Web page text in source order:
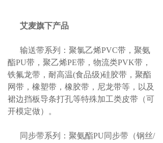
艾麦旗下产品
输送带系列：聚氯乙烯PVC带，聚氨
酯PU带，聚乙烯PE带，物流类PVK带，
铁氟龙带，耐高温(食品级)硅胶带，聚酯
网带，橡塑带，橡胶带，尼龙带等，以及
裙边挡板导条打孔等特殊加工类皮带（可
开模定做）。
同步带系列：聚氨酯PU同步带（钢丝/